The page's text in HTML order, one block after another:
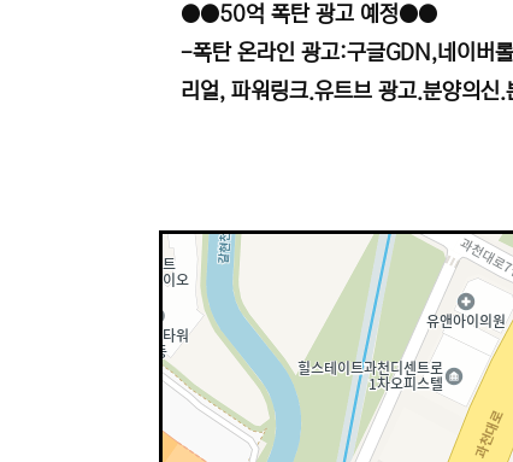
●●50억 폭탄 광고 예정●●
-폭탄 온라인 광고:구글GDN,네이버
리얼, 파워링크.유트브 광고.분양의신